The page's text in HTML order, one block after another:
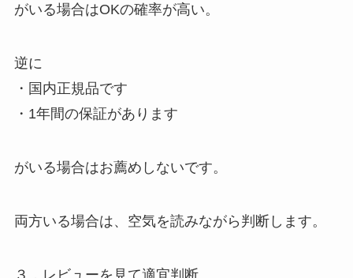
がいる場合はOKの確率が高い。
逆に
・国内正規品です
・1年間の保証があります
がいる場合はお薦めしないです。
両方いる場合は、空気を読みながら判断します。
３．レビューを見て適宜判断